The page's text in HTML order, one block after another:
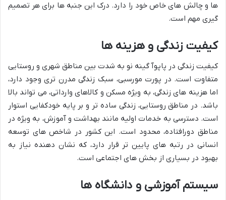
ها و چالش های خاص خود را دارد. درک این جنبه ها برای هر تصمیم
گیری مهم است.
کیفیت زندگی و هزینه ها
کیفیت زندگی در پاپوآ گینه نو به شدت بین مناطق شهری و روستایی
متفاوت است. در پورت مورسبی، سبک زندگی مدرن تری وجود دارد،
اما هزینه های زندگی، به ویژه مسکن و کالاهای وارداتی، می تواند بالا
باشد. در مناطق روستایی، زندگی ساده تر و بر پایه خودکفایی استوار
است. دسترسی به خدمات اولیه مانند بهداشت و آموزش، به ویژه در
مناطق دورافتاده، محدود است. این کشور در شاخص های توسعه
انسانی در رتبه های پایین تر قرار دارد، که نشان دهنده نیاز به
بهبود در بسیاری از بخش های اجتماعی است.
سیستم آموزشی و دانشگاه ها